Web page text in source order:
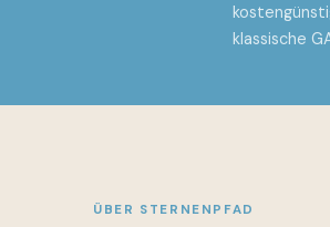
klassische
ÜBER STERNENPFAD